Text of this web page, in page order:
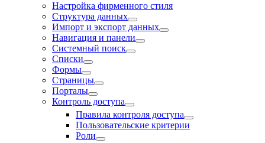
Настройка фирменного стиля
Структура данных
Импорт и экспорт данных
Навигация и панели
Системный поиск
Списки
Формы
Страницы
Порталы
Контроль доступа
Правила контроля доступа
Пользовательские критерии
Роли